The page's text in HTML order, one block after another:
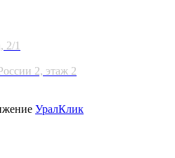
2/1
2, этаж 2
УралКлик